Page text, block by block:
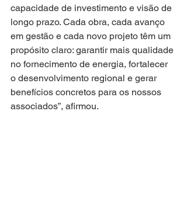
capacidade de investimento e visão de
longo prazo. Cada obra, cada avanço
em gestão e cada novo projeto têm um
propósito claro: garantir mais qualidade
no fornecimento de energia, fortalecer
o desenvolvimento regional e gerar
benefícios concretos para os nossos
associados”, afirmou.